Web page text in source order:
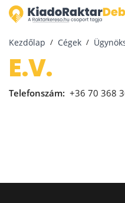
Kezdőlap Cégek
E.V.
Telefonszám: +36 70 368